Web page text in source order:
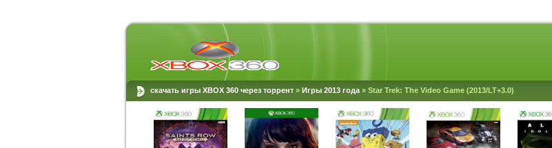
скачать игры XBOX 360 через торрент» Игры 2013 года» Star Trek: The Video Game (2013/LT+3.0)